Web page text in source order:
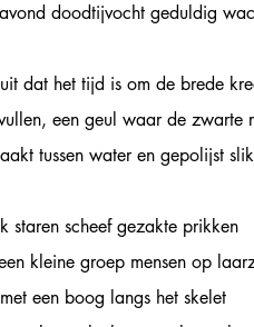
doodtijvocht geduldig
dat het tijd is om de brede
een geul waar de zwarte
tussen water en gepolijst slik
staren scheef gezakte prikken
kleine groep mensen op
een boog langs het skelet